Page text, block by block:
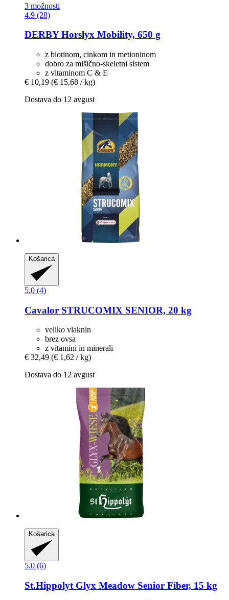
3 možnosti
4.9 (28)
DERBYHorslyx Mobility, 650 g
z biotinom, cinkom in metioninom
dobro za mišično-skeletni sistem
z vitaminom C & E
€ 10,19 (€ 15,68 / kg)
Dostava do 12 avgust
Košarica
5.0 (4)
Cavalor STRUCOMIX SENIOR, 20 kg
veliko vlaknin
brez ovsa
z vitamini in minerali
€ 32,49 (€ 1,62 / kg)
Dostava do 12 avgust
Košarica
5.0 (6)
St.Hippolyt Glyx Meadow Senior Fiber, 15 kg